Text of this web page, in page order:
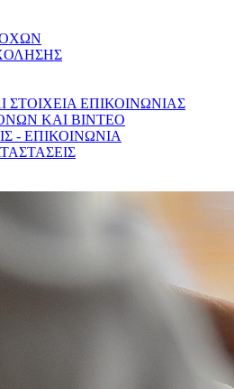
ΣΤΟΙΧΕΙΑ ΕΠΙΚΟΙΝΩΝΙΑΣ
ΚΑΙ ΒΙΝΤΕΟ
- ΕΠΙΚΟΙΝΩΝΙΑ